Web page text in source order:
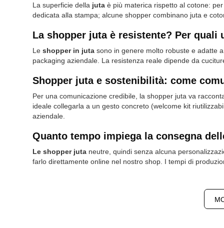
La superficie della juta è più materica rispetto al cotone:
dedicata alla stampa; alcune shopper combinano juta e
La shopper juta è resistente? Per
Le shopper in juta sono in genere molto robuste e adatte
packaging aziendale. La resistenza reale dipende da
Shopper juta e sostenibilità: come
Per una comunicazione credibile, la shopper juta va
ideale collegarla a un gesto concreto (welcome kit
aziendale.
Quanto tempo impiega la consegna
Le shopper juta neutre, quindi senza alcuna
farlo direttamente online nel nostro shop. I tempi di